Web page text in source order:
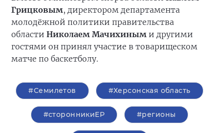
Грицковым, директором департамента
молодёжной политики правительства
области Николаем Мачихиным и другими
гостями он принял участие в товарищеском
матче по баскетболу.
#Семилетов #Херсонская область
#сторонникиЕР #регионы